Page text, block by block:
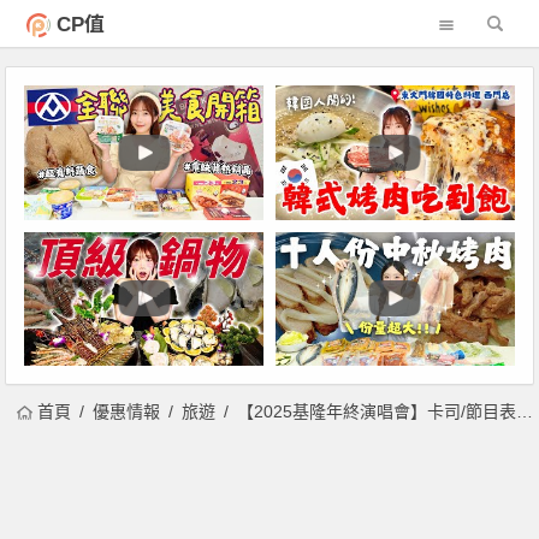
CP值
首頁 優惠情報 旅遊 【2025基隆年終演唱會】卡司/節目表/直播/聖誕跨年活動一次看！